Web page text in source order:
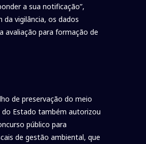
a sua notificação”,
da vigilância, os dados
avaliação para formação de
de preservação do meio
Estado também autorizou
público para
de gestão ambiental, que